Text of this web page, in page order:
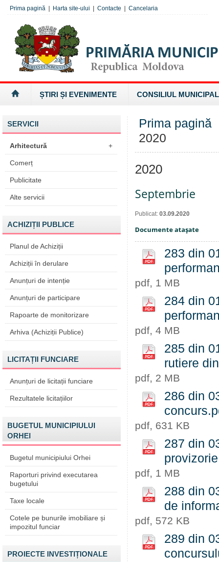
Prima pagină Harta site-ului Contacte Cancelaria
ȘTIRI ȘI EVENIMENTE CONSILIUL MUNICIPAL
SERVICII
Arhitectură +
Comerț
Publicitate
Alte servicii
ACHIZIȚII PUBLICE
Planul de Achiziții
Achiziții în derulare
Anunțuri de intenție
Anunțuri de participare
Rapoarte de monitorizare
Arhiva (Achiziții Publice)
LICITAȚII FUNCIARE
Anunțuri de licitații funciare
Rezultatele licitațiilor
BUGETUL MUNICIPIULUI
ORHEI
Bugetul municipiului Orhei
Raporturi privind executarea
bugetului
Taxe locale
Cotele pe bunurile imobiliare și
impozitul funciar
PROIECTE INVESTIȚIONALE
Prima pagină
2020
2020
Septembrie
Publicat: 03.09.2020
Documente ataşate
283 din
pdf, 1 MB
284 din
pdf, 4 MB
285 din
rutiere
pdf, 2 MB
286 din
pdf, 631 KB
287 din
pdf, 1 MB
288 din
de
pdf, 572 KB
289 din